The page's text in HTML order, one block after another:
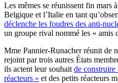
Les mêmes se réunissent fin mars
Belgique et l’Italie en tant
déclenche les foudres des anti-
un groupe rival nommé les « amis
Mme Pannier-Runacher réunit de
rejoint par trois autres États
ils actent leur souhait de construire
réacteurs » et des petits réacteurs